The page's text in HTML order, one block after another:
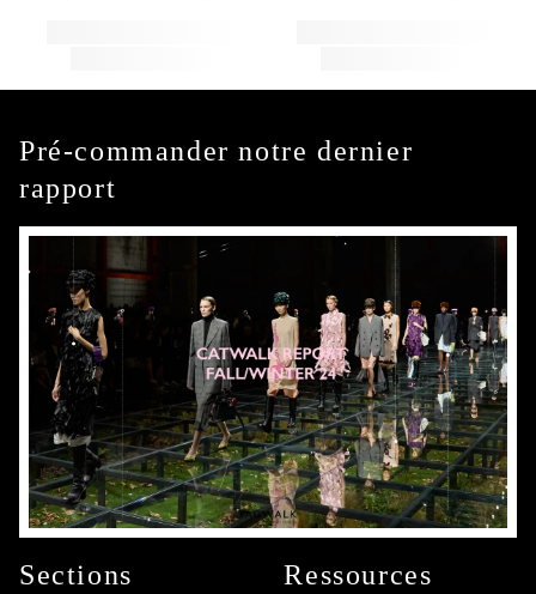
Pré-commander notre dernier
rapport
Sections
Ressources